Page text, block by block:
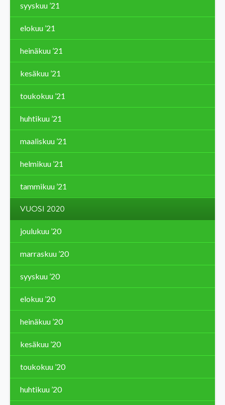
syyskuu ’21
elokuu ’21
heinäkuu ’21
kesäkuu ’21
toukokuu ’21
huhtikuu ’21
maaliskuu ’21
helmikuu ’21
tammikuu ’21
VUOSI 2020
joulukuu ’20
marraskuu ’20
syyskuu ’20
elokuu ’20
heinäkuu ’20
kesäkuu ’20
toukokuu ’20
huhtikuu ’20